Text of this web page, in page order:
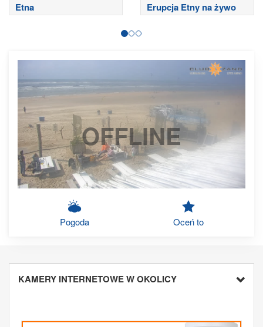
Etna Erupcja Etny na żywo
OFFLINE
Pogoda Oceń to
KAMERY INTERNETOWE W OKOLICY